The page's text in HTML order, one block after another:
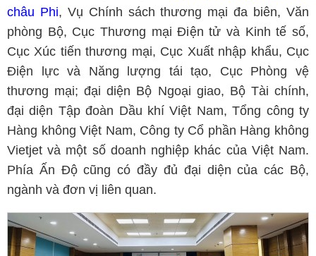
châu Phi, Vụ Chính sách thương mại đa biên, Văn
phòng Bộ, Cục Thương mại Điện tử và Kinh tế số,
Cục Xúc tiến thương mại, Cục Xuất nhập khẩu, Cục
Điện lực và Năng lượng tái tạo, Cục Phòng vệ
thương mại; đại diện Bộ Ngoại giao, Bộ Tài chính,
đại diện Tập đoàn Dầu khí Việt Nam, Tổng công ty
Hàng không Việt Nam, Công ty Cổ phần Hàng không
Vietjet và một số doanh nghiệp khác của Việt Nam.
Phía Ấn Độ cũng có đầy đủ đại diện của các Bộ,
ngành và đơn vị liên quan.